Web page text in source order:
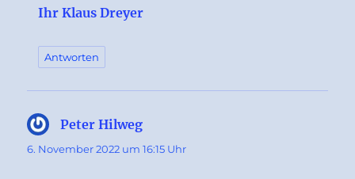
Ihr Klaus Dreyer
Antworten
Peter Hilweg
6. November 2022 um 16:15 Uhr